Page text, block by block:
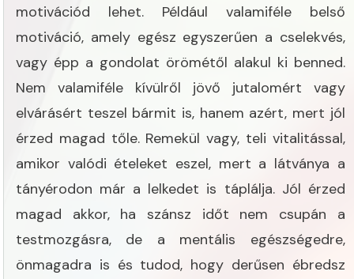
motivációd lehet. Például valamiféle belső
motiváció, amely egész egyszerűen a cselekvés,
vagy épp a gondolat örömétől alakul ki benned.
Nem valamiféle kívülről jövő jutalomért vagy
elvárásért teszel bármit is, hanem azért, mert jól
érzed magad tőle. Remekül vagy, teli vitalitással,
amikor valódi ételeket eszel, mert a látványa a
tányérodon már a lelkedet is táplálja. Jól érzed
magad akkor, ha szánsz időt nem csupán a
testmozgásra, de a mentális egészségedre,
önmagadra is és tudod, hogy derűsen ébredsz